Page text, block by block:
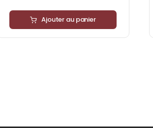
Ajouter au panier